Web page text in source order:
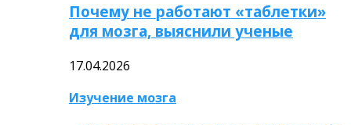
Почему не работают «таблетки»
для мозга, выяснили ученые
17.04.2026
Изучение мозга